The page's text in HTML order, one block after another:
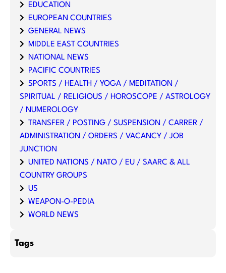
EDUCATION
EUROPEAN COUNTRIES
GENERAL NEWS
MIDDLE EAST COUNTRIES
NATIONAL NEWS
PACIFIC COUNTRIES
SPORTS / HEALTH / YOGA / MEDITATION /
SPIRITUAL / RELIGIOUS / HOROSCOPE / ASTROLOGY
/ NUMEROLOGY
TRANSFER / POSTING / SUSPENSION / CARRER /
ADMINISTRATION / ORDERS / VACANCY / JOB
JUNCTION
UNITED NATIONS / NATO / EU / SAARC & ALL
COUNTRY GROUPS
US
WEAPON-O-PEDIA
WORLD NEWS
Tags